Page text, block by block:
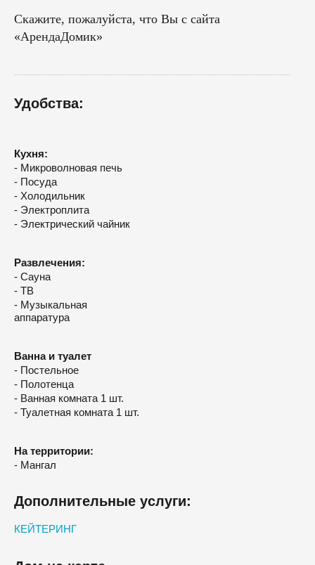
Скажите, пожалуйста, что Вы с сайта
«АрендаДомик»
Удобства:
Кухня:
- Микроволновая печь
- Посуда
- Холодильник
- Электроплита
- Электрический чайник
Развлечения:
- Сауна
- ТВ
- Музыкальная
аппаратура
Ванна и туалет
- Постельное
- Полотенца
- Ванная комната 1 шт.
- Туалетная комната 1 шт.
На территории:
- Мангал
Дополнительные услуги:
КЕЙТЕРИНГ